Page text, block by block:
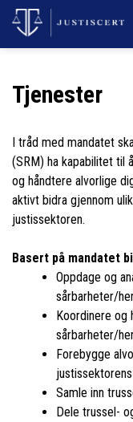
Tjenester
I tråd med mandatet
(SRM) ha kapabilitet til
og håndtere alvorlige
aktivt bidra gjennom
justissektoren.
Basert på mandatet
Oppdage og
sårbarheter/
Koordinere og
sårbarheter/
Forebygge
Samle inn
Dele trussel-